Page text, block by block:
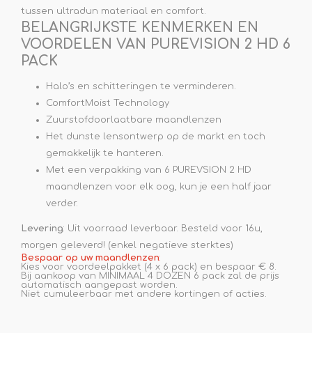
tussen ultradun materiaal en comfort.
BELANGRIJKSTE KENMERKEN EN
VOORDELEN VAN PUREVISION 2 HD 6
PACK
Halo’s en schitteringen te verminderen.
ComfortMoist Technology
Zuurstofdoorlaatbare maandlenzen
Het dunste lensontwerp op de markt en toch
gemakkelijk te hanteren.
Met een verpakking van 6 PUREVSION 2 HD
maandlenzen voor elk oog, kun je een half jaar
verder.
Levering: Uit voorraad leverbaar. Besteld voor 16u,
morgen geleverd! (enkel negatieve sterktes)
Bespaar op uw maandlenzen:
Kies voor voordeelpakket (4 x 6 pack) en bespaar € 8.
Bij aankoop van MINIMAAL 4 DOZEN 6 pack zal de prijs
automatisch aangepast worden.
Niet cumuleerbaar met andere kortingen of acties.